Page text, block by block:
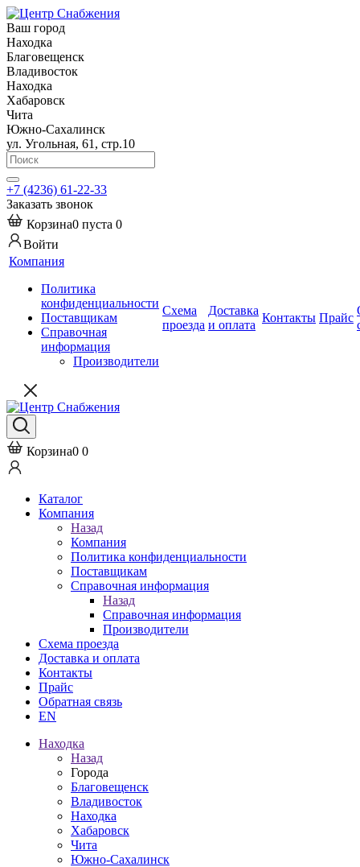
Ваш город
Находка
Благовещенск
Владивосток
Находка
Хабаровск
Чита
Южно-Сахалинск
ул. Угольная, 61, стр.10
+7 (4236) 61-22-33
Заказать звонок
Корзина0 пуста 0
Войти
Компания
Политика
конфиденциальности
Поставщикам
Справочная
информация
Производители
Схема
проезда
Доставка
и оплата
Контакты Прайс
Корзина0 0
Каталог
Компания
Назад
Компания
Политика конфиденциальности
Поставщикам
Справочная информация
Назад
Справочная информация
Производители
Схема проезда
Доставка и оплата
Контакты
Прайс
Обратная связь
EN
Находка
Назад
Города
Благовещенск
Владивосток
Находка
Хабаровск
Чита
Южно-Сахалинск